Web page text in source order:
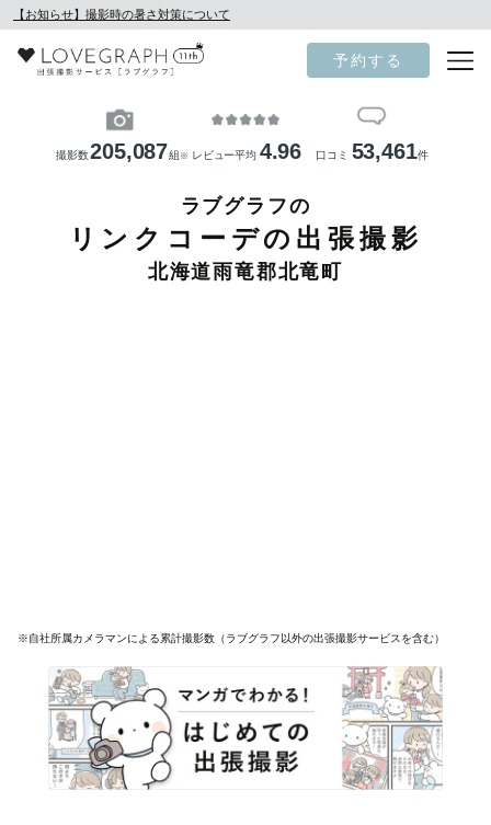
【お知らせ】撮影時の暑さ対策について
予約する
撮影数205,087組 ※ レビュー平均 4.96 口コミ 53,461件
ラブグラフの
リンクコーデの出張撮影
北海道雨竜郡北竜町
※自社所属カメラマンによる累計撮影数（ラブグラフ以外の出張撮影サービスを含む）